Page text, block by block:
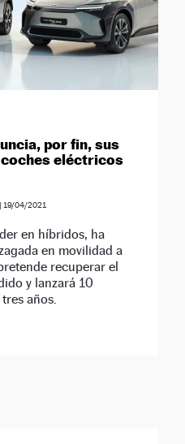
por fin, sus
eléctricos
| 19/04/2021
en híbridos, ha
en movilidad a
recuperar el
y lanzará 10
años.